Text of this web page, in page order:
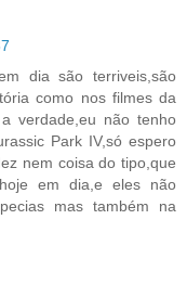
dia são terriveis,são
como nos filmes da
verdade,eu não tenho
Park IV,só espero
nem coisa do tipo,que
em dia,e eles não
mas também na